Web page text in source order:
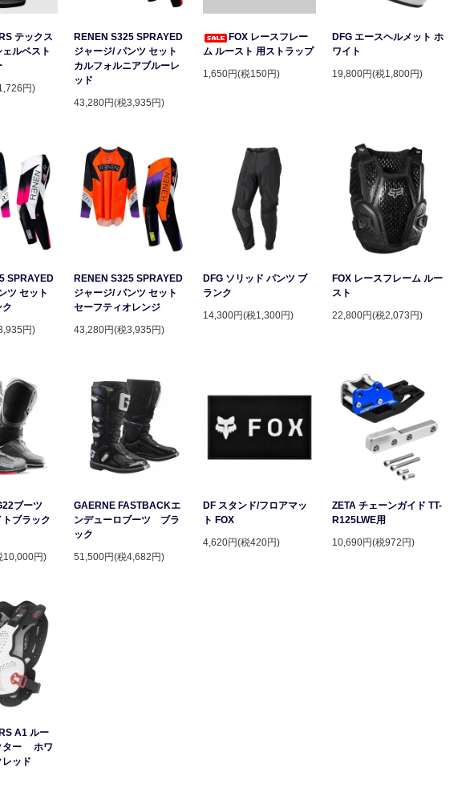
テックス
ルベスト
円)
RENEN S325 SPRAYED
ジャージ/ パンツ セット
カルフォルニアブルーレ
ッド
43,280円(税3,935円)
FOX レースフレー
ム ルースト 用ストラップ
1,650円(税150円)
DFG エースヘルメット ホ
ワイト
19,800円(税1,800円)
SPRAYED
ツ セット
ク
円)
RENEN S325 SPRAYED
ジャージ/ パンツ セット
セーフティオレンジ
43,280円(税3,935円)
DFG ソリッド パンツ ブ
ランク
14,300円(税1,300円)
FOX レースフレーム ルー
スト
22,800円(税2,073円)
ブーツ
ブラック
10,000円)
GAERNE FASTBACKエ
ンデューロブーツ ブラ
ック
51,500円(税4,682円)
DF スタンド/フロアマッ
ト FOX
4,620円(税420円)
ZETA チェーンガイド TT-
R125LWE用
10,690円(税972円)
A1 ルー
ター ホワ
ッド